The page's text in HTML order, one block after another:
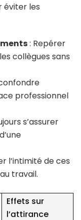
éviter les
: Repérer
collègues sans
professionnel
s’assurer
l’intimité de ces
travail.
Effets sur
l’attirance